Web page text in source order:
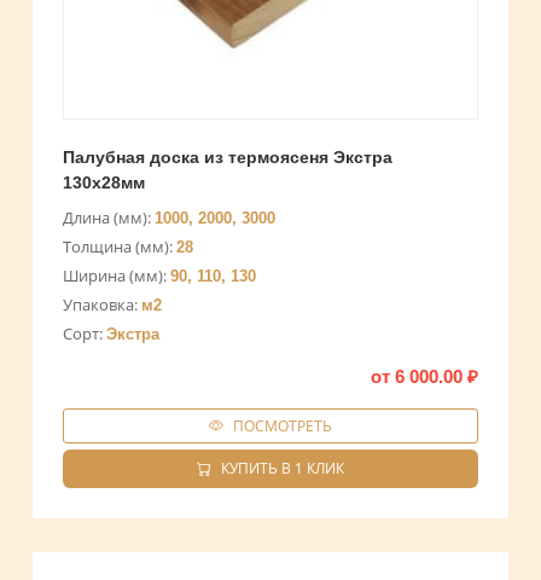
Палубная доска из термоясеня Экстра
130х28мм
Длина (мм): 1000, 2000, 3000
Толщина (мм): 28
Ширина (мм): 90, 110, 130
Упаковка: м2
Сорт: Экстра
от 6 000.00 ₽
ПОСМОТРЕТЬ
КУПИТЬ В 1 КЛИК